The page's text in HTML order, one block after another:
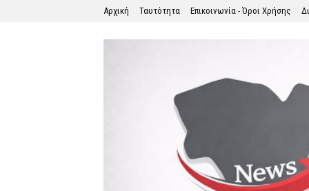
Αρχική Ταυτότητα Επικοινωνία - Όροι Χρήσης